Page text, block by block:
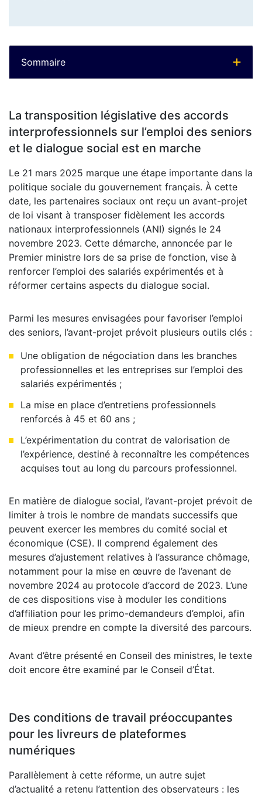
Sommaire
La transposition législative des accords
interprofessionnels sur l’emploi des seniors
et le dialogue social est en marche
Le 21 mars 2025 marque une étape importante dans la
politique sociale du gouvernement français. À cette
date, les partenaires sociaux ont reçu un avant-projet
de loi visant à transposer fidèlement les accords
nationaux interprofessionnels (ANI) signés le 24
novembre 2023. Cette démarche, annoncée par le
Premier ministre lors de sa prise de fonction, vise à
renforcer l’emploi des salariés expérimentés et à
réformer certains aspects du dialogue social.
Parmi les mesures envisagées pour favoriser l’emploi
des seniors, l’avant-projet prévoit plusieurs outils clés :
Une obligation de négociation dans les branches
professionnelles et les entreprises sur l’emploi des
salariés expérimentés ;
La mise en place d’entretiens professionnels
renforcés à 45 et 60 ans ;
L’expérimentation du contrat de valorisation de
l’expérience, destiné à reconnaître les compétences
acquises tout au long du parcours professionnel.
En matière de dialogue social, l’avant-projet prévoit de
limiter à trois le nombre de mandats successifs que
peuvent exercer les membres du comité social et
économique (CSE). Il comprend également des
mesures d’ajustement relatives à l’assurance chômage,
notamment pour la mise en œuvre de l’avenant de
novembre 2024 au protocole d’accord de 2023. L’une
de ces dispositions vise à moduler les conditions
d’affiliation pour les primo-demandeurs d’emploi, afin
de mieux prendre en compte la diversité des parcours.
Avant d’être présenté en Conseil des ministres, le texte
doit encore être examiné par le Conseil d’État.
Des conditions de travail préoccupantes
pour les livreurs de plateformes
numériques
Parallèlement à cette réforme, un autre sujet
d’actualité a retenu l’attention des observateurs : les